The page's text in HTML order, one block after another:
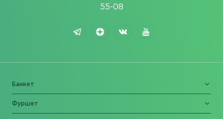
55-08
Банкет
Фуршет